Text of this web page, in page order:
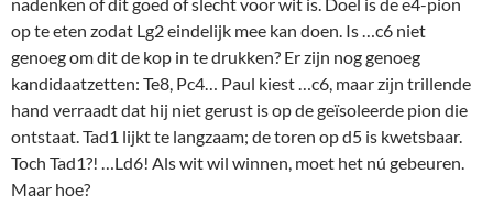
op te eten zodat Lg2 eindelijk mee kan doen. Is …c6 niet
genoeg om dit de kop in te drukken? Er zijn nog genoeg
kandidaat­zetten: Te8, Pc4… Paul kiest …c6, maar zijn trillende
hand verraadt dat hij niet gerust is op de geïsoleerde pion die
ontstaat. Tad1 lijkt te langzaam; de toren op d5 is kwetsbaar.
Toch Tad1?! …Ld6! Als wit wil winnen, moet het nú gebeuren.
Maar hoe?